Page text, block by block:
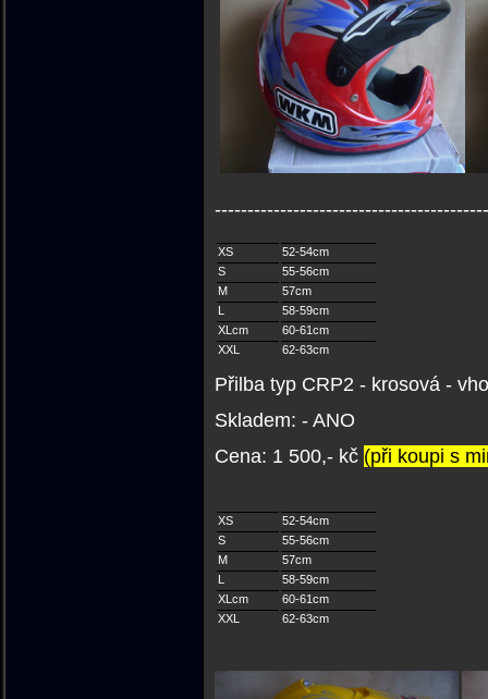
XS
52-54cm
S
55-56cm
M
57cm
58-59cm
XLcm
60-61cm
XXL
62-63cm
Přilba typ CRP2 - krosová -
Skladem: - ANO
Cena: 1 500,- kč (při koupi s
XS
52-54cm
S
55-56cm
M
57cm
58-59cm
XLcm
60-61cm
XXL
62-63cm